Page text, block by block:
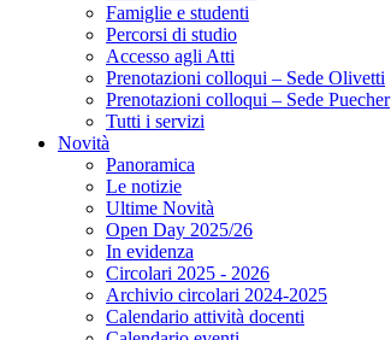
Famiglie e studenti
Percorsi di studio
Accesso agli Atti
Prenotazioni colloqui – Sede Olivetti
Prenotazioni colloqui – Sede Puecher
Tutti i servizi
Novità
Panoramica
Le notizie
Ultime Novità
Open Day 2025/26
In evidenza
Circolari 2025 - 2026
Archivio circolari 2024-2025
Calendario attività docenti